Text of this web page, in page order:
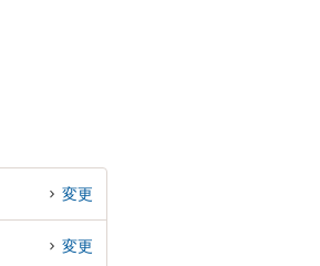
変更
変更